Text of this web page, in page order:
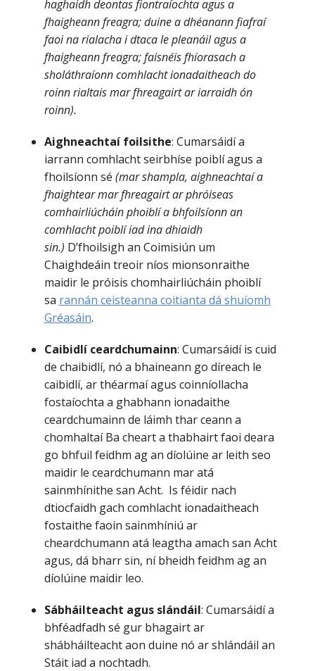
haghaidh deontas fiontraíochta agus a
fhaigheann freagra; duine a dhéanann fiafraí
faoi na rialacha i dtaca le pleanáil agus a
fhaigheann freagra; faisnéis fhíorasach a
sholáthraíonn comhlacht ionadaitheach do
roinn rialtais mar fhreagairt ar iarraidh ón
roinn).
Aighneachtaí foilsithe: Cumarsáidí a
iarrann comhlacht seirbhíse poiblí agus a
fhoilsíonn sé (mar shampla, aighneachtaí a
fhaightear mar fhreagairt ar phróiseas
comhairliúcháin phoiblí a bhfoilsíonn an
comhlacht poiblí iad ina dhiaidh
sin.) D’fhoilsigh an Coimisiún um
Chaighdeáin treoir níos mionsonraithe
maidir le próisis chomhairliúcháin phoiblí
sa rannán ceisteanna coitianta dá shuíomh
Gréasáin.
Caibidlí ceardchumainn: Cumarsáidí is cuid
de chaibidlí, nó a bhaineann go díreach le
caibidlí, ar théarmaí agus coinníollacha
fostaíochta a ghabhann ionadaithe
ceardchumainn de láimh thar ceann a
chomhaltaí Ba cheart a thabhairt faoi deara
go bhfuil feidhm ag an díolúine ar leith seo
maidir le ceardchumann mar atá
sainmhínithe san Acht. Is féidir nach
dtiocfaidh gach comhlacht ionadaitheach
fostaithe faoin sainmhíniú ar
cheardchumann atá leagtha amach san Acht
agus, dá bharr sin, ní bheidh feidhm ag an
díolúine maidir leo.
Sábháilteacht agus slándáil: Cumarsáidí a
bhféadfadh sé gur bhagairt ar
shábháilteacht aon duine nó ar shlándáil an
Stáit iad a nochtadh.